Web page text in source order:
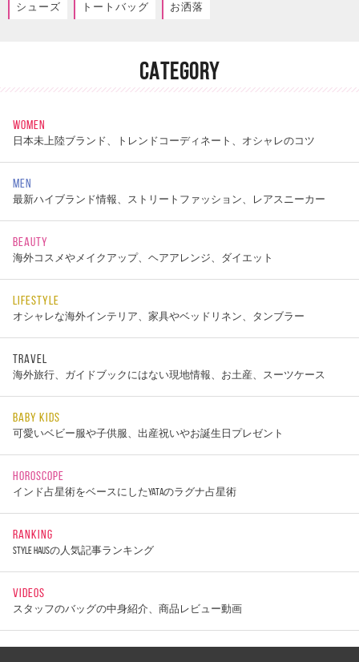
シューズ トートバッグ お洒落
CATEGORY
WOMEN
日本未上陸ブランド、トレンドコーディネート、オシャレのコツ
MEN
最新ハイブランド情報、ストリートファッション、レアスニーカー
BEAUTY
海外コスメやメイクアップ、ヘアアレンジ、ダイエット
LIFESTYLE
オシャレな海外インテリア、家具やベッドリネン、タンブラー
TRAVEL
海外旅行、ガイドブックにはない現地情報、お土産、スーツケース
BABY KIDS
可愛いベビー服や子供服、出産祝いやお誕生日プレゼント
HOROSCOPE
インド占星術をベースにしたYATAのラグナ占星術
RANKING
STYLE HAUSの人気記事ランキング
VIDEOS
スタッフのバッグの中身紹介、商品レビュー動画